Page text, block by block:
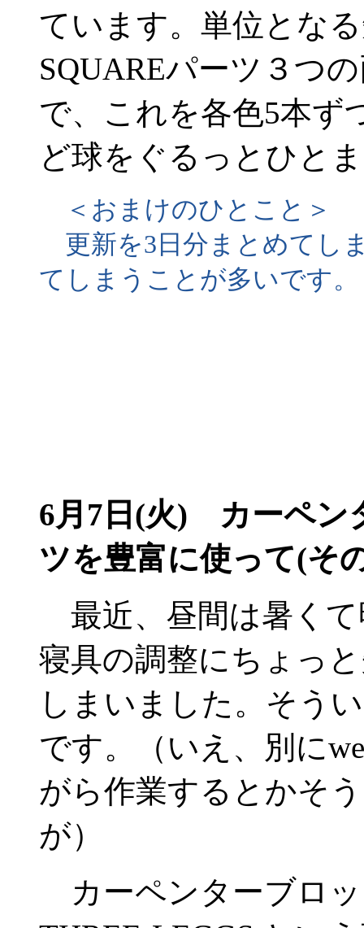
ています。単位とな
SQUAREパーツ３つ
で、これを各色5本ず
ど球をぐるっとひと
＜おまけのひとこと＞
更新を3日分まとめてし
てしまうことが多いです。
6月7日(火) カーペン
ツを豊富に使って(そ
最近、昼間は暑く
寝具の調整にちょっ
しまいました。そう
です。（いえ、別に
がら作業するとかそ
が）
カーペンターブロッ